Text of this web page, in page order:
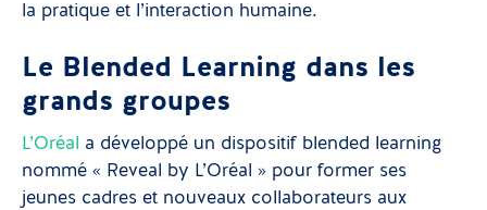
la pratique et l’interaction humaine.
Le Blended Learning dans les
grands groupes
L’Oréal
a développé un dispositif blended learning
nommé « Reveal by L’Oréal » pour former ses
jeunes cadres et nouveaux collaborateurs aux